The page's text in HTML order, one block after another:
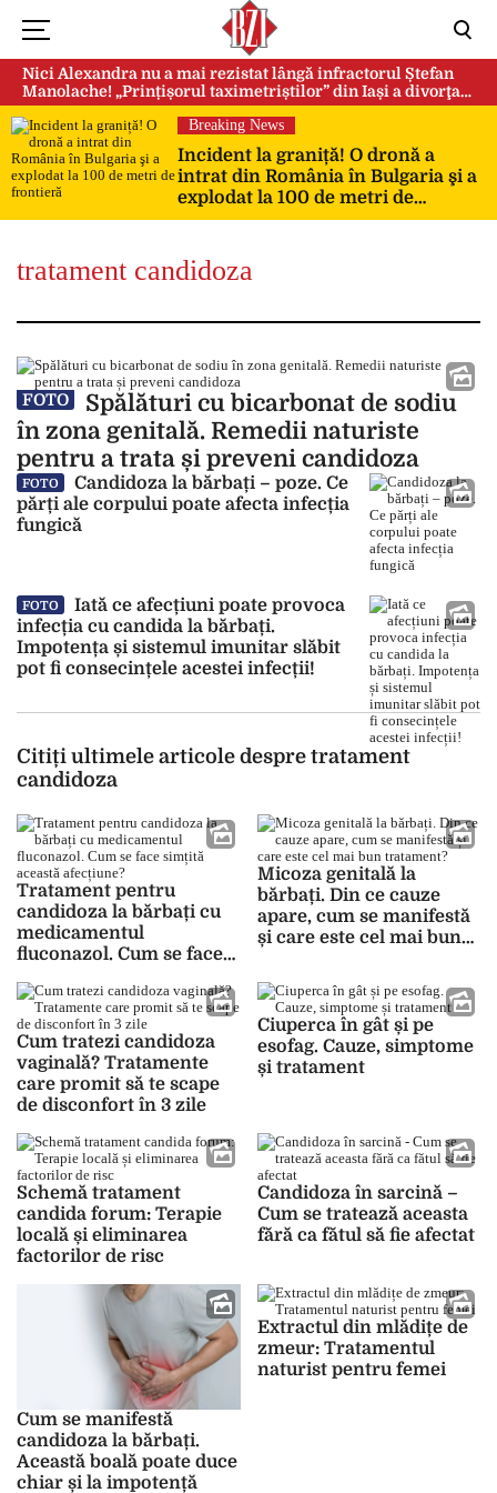
Nici Alexandra nu a mai rezistat lângă infractorul Ștefan
Manolache! „Prințișorul taximetriștilor” din Iași a divorţat
după doi ani de căsnicie
Breaking News
Incident la graniță! O dronă a
intrat din România în Bulgaria şi a
explodat la 100 de metri de
frontieră
tratament candidoza
FOTO
Spălături cu bicarbonat de sodiu
în zona genitală. Remedii naturiste
pentru a trata și preveni candidoza
FOTO
Candidoza la bărbați – poze. Ce
părți ale corpului poate afecta infecția
fungică
FOTO
Iată ce afecțiuni poate provoca
infecția cu candida la bărbați.
Impotența și sistemul imunitar slăbit
pot fi consecințele acestei infecții!
Citiți ultimele articole despre tratament
candidoza
Tratament pentru
candidoza la bărbați cu
medicamentul
fluconazol. Cum se face
afecțiune?
Micoza genitală la
bărbați. Din ce cauze
apare, cum se manifestă
și care este cel mai bun
Cum tratezi candidoza
vaginală? Tratamente
care promit să te scape
de disconfort în 3 zile
Ciuperca în gât și pe
esofag. Cauze, simptome
și tratament
Schemă tratament
candida forum: Terapie
locală și eliminarea
factorilor de risc
Candidoza în sarcină –
Cum se tratează aceasta
fără ca fătul să fie afectat
Cum se manifestă
candidoza la bărbați.
Această boală poate duce
chiar și la impotență
Extractul din mlădițe de
zmeur: Tratamentul
naturist pentru femei